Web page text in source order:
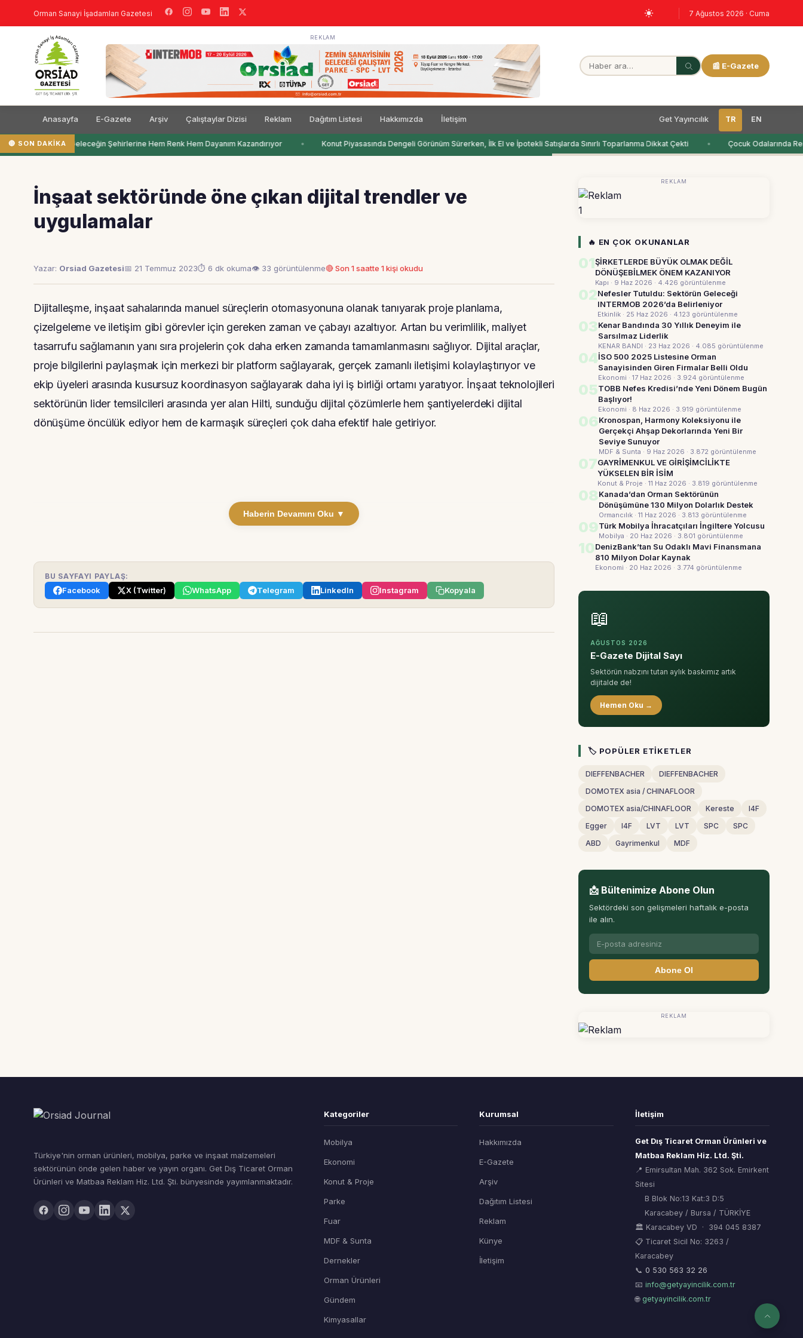
Orman Sanayi İşadamları Gazetesi 7 Ağustos 2026 · Cuma
REKLAM
📰 E-Gazete
Anasayfa E-Gazete Arşiv Çalıştaylar Dizisi Reklam Dağıtım Listesi Hakkımızda İletişim Get Yayıncılık TR EN
🔴 SON DAKIKA
Filli Boya Geleceğin Şehirlerine Hem Renk Hem Dayanım Kazandırıyor Konut Piyasasında Dengeli Görünüm Sürerken, İlk El ve İpotekli Satışlarda Sınırlı Toparlanma Dikkat Çekti Çocuk Odalarında
İnşaat sektöründe öne çıkan dijital trendler ve
uygulamalar
Yazar: Orsiad Gazetesi📅 21 Temmuz 2023⏱ 6 dk okuma👁 33 görüntülenme🔴 Son 1 saatte 1 kişi okudu
Dijitalleşme, inşaat sahalarında manuel süreçlerin otomasyonuna olanak tanıyarak proje planlama,
çizelgeleme ve iletişim gibi görevler için gereken zaman ve çabayı azaltıyor. Artan bu verimlilik, maliyet
tasarrufu sağlamanın yanı sıra projelerin çok daha erken zamanda tamamlanmasını sağlıyor. Dijital araçlar,
proje bilgilerini paylaşmak için merkezi bir platform sağlayarak, gerçek zamanlı iletişimi kolaylaştırıyor ve
ekip üyeleri arasında kusursuz koordinasyon sağlayarak daha iyi iş birliği ortamı yaratıyor. İnşaat teknolojileri
sektörünün lider temsilcileri arasında yer alan Hilti, sunduğu dijital çözümlerle hem şantiyelerdeki dijital
dönüşüme öncülük ediyor hem de karmaşık süreçleri çok daha efektif hale getiriyor.
Haberin Devamını Oku ▼
BU SAYFAYI PAYLAŞ:
Facebook X (Twitter) WhatsApp Telegram LinkedIn Instagram Kopyala
REKLAM
1
🔥 EN ÇOK OKUNANLAR
01ŞİRKETLERDE BÜYÜK OLMAK DEĞİL
DÖNÜŞEBİLMEK ÖNEM KAZANIYOR
Kapı · 9 Haz 2026 · 4.426 görüntülenme
02Nefesler Tutuldu: Sektörün Geleceği
INTERMOB 2026’da Belirleniyor
Etkinlik · 25 Haz 2026 · 4.123 görüntülenme
03Kenar Bandında 30 Yıllık Deneyim ile
Sarsılmaz Liderlik
KENAR BANDI · 23 Haz 2026 · 4.085 görüntülenme
04İSO 500 2025 Listesine Orman
Sanayisinden Giren Firmalar Belli Oldu
Ekonomi · 17 Haz 2026 · 3.924 görüntülenme
05TOBB Nefes Kredisi’nde Yeni Dönem Bugün
Başlıyor!
Ekonomi · 8 Haz 2026 · 3.919 görüntülenme
06Kronospan, Harmony Koleksiyonu ile
Gerçekçi Ahşap Dekorlarında Yeni Bir
Seviye Sunuyor
MDF & Sunta · 9 Haz 2026 · 3.872 görüntülenme
07GAYRİMENKUL VE GİRİŞİMCİLİKTE
YÜKSELEN BİR İSİM
Konut & Proje · 11 Haz 2026 · 3.819 görüntülenme
08Kanada’dan Orman Sektörünün
Dönüşümüne 130 Milyon Dolarlık Destek
Ormancılık · 11 Haz 2026 · 3.813 görüntülenme
09Türk Mobilya İhracatçıları İngiltere Yolcusu
Mobilya · 20 Haz 2026 · 3.801 görüntülenme
10DenizBank’tan Su Odaklı Mavi Finansmana
810 Milyon Dolar Kaynak
Ekonomi · 20 Haz 2026 · 3.774 görüntülenme
📖
AĞUSTOS 2026
E-Gazete Dijital Sayı
Sektörün nabzını tutan aylık baskımız artık
dijitalde de!
Hemen Oku →
🏷 POPÜLER ETIKETLER
DIEFFENBACHER
DIEFFENBACHER
DOMOTEX asia / CHINAFLOOR
DOMOTEX asia/CHINAFLOOR
Kereste
I4F
Egger
I4F LVT LVT SPC
SPC
ABD
Gayrimenkul MDF
📩 Bültenimize Abone Olun
Sektördeki son gelişmeleri haftalık e-posta
ile alın.
Abone Ol
REKLAM
Türkiye'nin orman ürünleri, mobilya, parke ve inşaat malzemeleri
sektörünün önde gelen haber ve yayın organı. Get Dış Ticaret Orman
Ürünleri ve Matbaa Reklam Hiz. Ltd. Şti. bünyesinde yayımlanmaktadır.
Kategoriler
Mobilya
Ekonomi
Konut & Proje
Parke
Fuar
MDF & Sunta
Dernekler
Orman Ürünleri
Gündem
Kimyasallar
Kurumsal
Hakkımızda
E-Gazete
Arşiv
Dağıtım Listesi
Reklam
Künye
İletişim
İletişim
Get Dış Ticaret Orman Ürünleri ve
Matbaa Reklam Hiz. Ltd. Şti.
📍 Emirsultan Mah. 362 Sok. Emirkent
Sitesi
B Blok No:13 Kat:3 D:5
Karacabey / Bursa / TÜRKİYE
🏛 Karacabey VD · 394 045 8387
📋 Ticaret Sicil No: 3263 /
Karacabey
📞 0 530 563 32 26
📧info@getyayincilik.com.tr
🌐 getyayincilik.com.tr
ORSİAD AI
Sektörel Hafıza Asistanı